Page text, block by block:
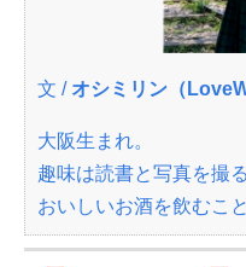
文 / オシミリン（
大阪生まれ。
趣味は読書と写真を撮
おいしいお酒を飲むこと